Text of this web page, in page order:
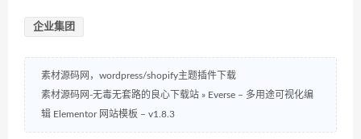
企业集团
素材源码网，wordpress/shopify主题插件下载
素材源码网-无毒无套路的良心下载站 » Everse – 多用途可视化编
辑 Elementor 网站模板 – v1.8.3